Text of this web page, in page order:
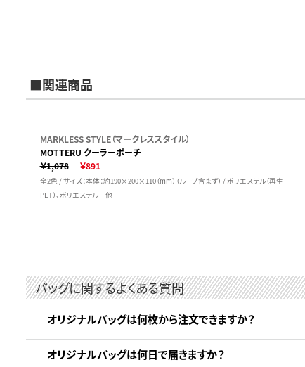
■関連商品
MARKLESS STYLE（マークレススタイル）
MOTTERU クーラーポーチ
￥1,078
￥891
全2色 / サイズ：本体：約190×200×110（mm）（ループ含まず） / ポリエステル（再生
PET）、ポリエステル 他
バッグに関するよくある質問
オリジナルバッグは何枚から注文できますか？
オリジナルバッグは何日で届きますか？